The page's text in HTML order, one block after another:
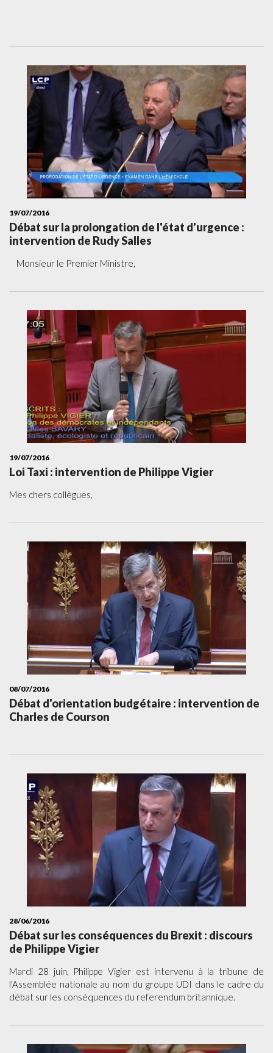
19/07/2016
Débat sur la prolongation de l'état d'urgence :
intervention de Rudy Salles
Monsieur le Premier Ministre,
19/07/2016
Loi Taxi : intervention de Philippe Vigier
Mes chers collègues,
08/07/2016
Débat d'orientation budgétaire : intervention de
Charles de Courson
28/06/2016
Débat sur les conséquences du Brexit : discours
de Philippe Vigier
Mardi 28 juin, Philippe Vigier est intervenu à la tribune de
l'Assemblée nationale au nom du groupe UDI dans le cadre du
débat sur les conséquences du referendum britannique.